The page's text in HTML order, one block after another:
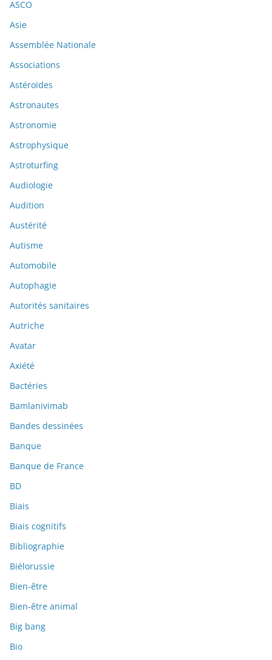
ASCO
Asie
Assemblée Nationale
Associations
Astéroïdes
Astronautes
Astronomie
Astrophysique
Astroturfing
Audiologie
Audition
Austérité
Autisme
Automobile
Autophagie
Autorités sanitaires
Autriche
Avatar
Axiété
Bactéries
Bamlanivimab
Bandes dessinées
Banque
Banque de France
BD
Biais
Biais cognitifs
Bibliographie
Biélorussie
Bien-être
Bien-être animal
Big bang
Bio